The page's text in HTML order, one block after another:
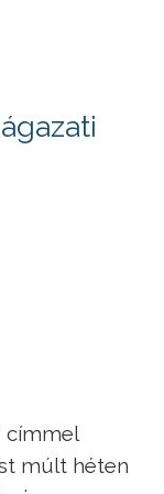
címmel
múlt héten